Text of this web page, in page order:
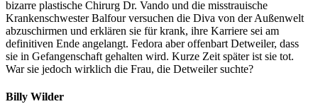
bizarre plastische Chirurg Dr. Vando und die misstrauische
Krankenschwester Balfour versuchen die Diva von der Außenwelt
abzuschirmen und erklären sie für krank, ihre Karriere sei am
definitiven Ende angelangt. Fedora aber offenbart Detweiler, dass
sie in Gefangenschaft gehalten wird. Kurze Zeit später ist sie tot.
War sie jedoch wirklich die Frau, die Detweiler suchte?
Billy Wilder